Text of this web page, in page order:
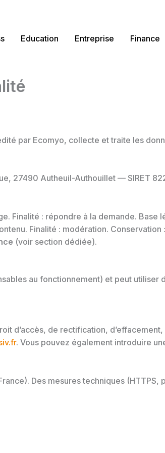
Education Entreprise Finance
par Ecomyo, collecte et traite les
27490 Autheuil-Authouillet — SIRET
Finalité : répondre à la demande. Base
Finalité : modération. Conservation
(voir section dédiée).
au fonctionnement) et peut utiliser
d’accès, de rectification,
. Vous pouvez également introduire
Des mesures techniques